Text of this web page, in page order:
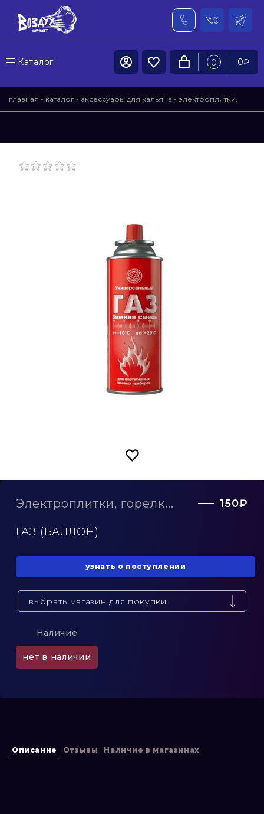
Каталог 0 0₽
главная - каталог - аксессуары для кальяна - электроплитки,
Электроплитки, горелк... 150₽
ГАЗ (БАЛЛОН)
узнать о поступлении
выбрать магазин для покупки
Наличие
нет в наличии
Описание Отзывы Наличие в магазинах